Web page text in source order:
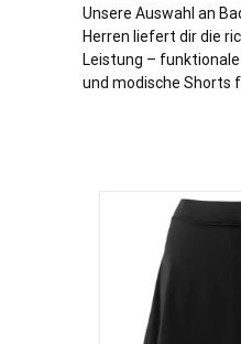
Unsere Auswahl an
Herren liefert dir die
Leistung –
und modische Shorts